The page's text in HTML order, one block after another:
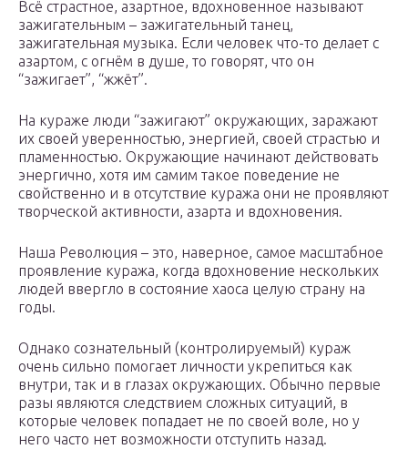
Всё страстное, азартное, вдохновенное называют
зажигательным – зажигательный танец,
зажигательная музыка. Если человек что-то делает с
азартом, с огнём в душе, то говорят, что он
“зажигает”, “жжёт”.
На кураже люди “зажигают” окружающих, заражают
их своей уверенностью, энергией, своей страстью и
пламенностью. Окружающие начинают действовать
энергично, хотя им самим такое поведение не
свойственно и в отсутствие куража они не проявляют
творческой активности, азарта и вдохновения.
Наша Революция – это, наверное, самое масштабное
проявление куража, когда вдохновение нескольких
людей ввергло в состояние хаоса целую страну на
годы.
Однако сознательный (контролируемый) кураж
очень сильно помогает личности укрепиться как
внутри, так и в глазах окружающих. Обычно первые
разы являются следствием сложных ситуаций, в
которые человек попадает не по своей воле, но у
него часто нет возможности отступить назад.